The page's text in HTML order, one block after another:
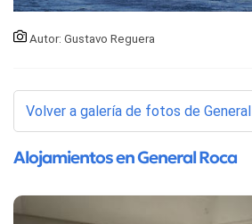
Autor: Gustavo Reguera
Volver a galería de fotos de
Alojamientos en General Roca